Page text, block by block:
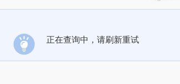
正在查询中，请刷新重试